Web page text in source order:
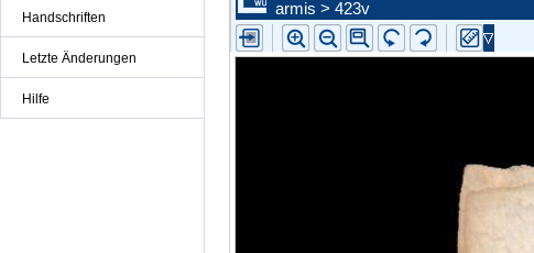
Handschriften
Letzte Änderungen
Hilfe